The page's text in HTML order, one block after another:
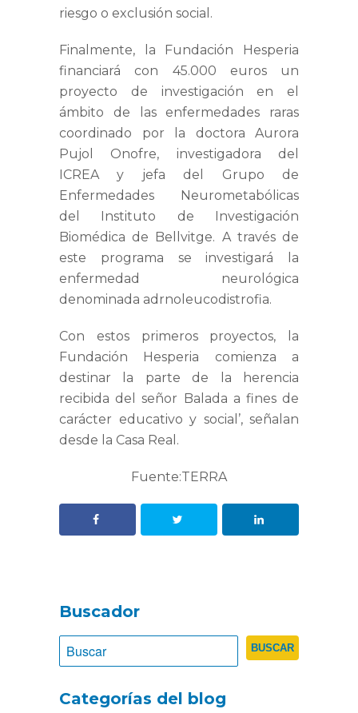
riesgo o exclusión social.
Finalmente, la Fundación Hesperia
financiará con 45.000 euros un
proyecto de investigación en el
ámbito de las enfermedades raras
coordinado por la doctora Aurora
Pujol Onofre, investigadora del
ICREA y jefa del Grupo de
Enfermedades Neurometabólicas
del Instituto de Investigación
Biomédica de Bellvitge. A través de
este programa se investigará la
enfermedad neurológica
denominada adrnoleucodistrofia.
Con estos primeros proyectos, la
Fundación Hesperia comienza a
destinar la parte de la herencia
recibida del señor Balada a fines de
carácter educativo y social’, señalan
desde la Casa Real.
Fuente:TERRA
Buscador
Categorías del blog